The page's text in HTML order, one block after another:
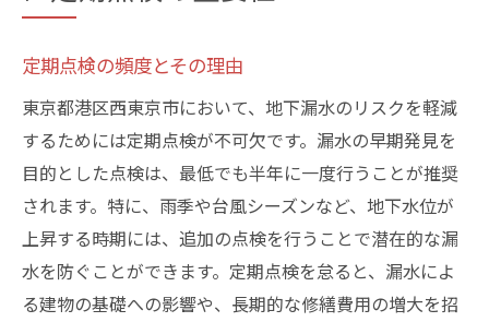
定期点検の頻度とその理由
東京都港区西東京市において、地下漏水のリスクを軽減
するためには定期点検が不可欠です。漏水の早期発見を
目的とした点検は、最低でも半年に一度行うことが推奨
されます。特に、雨季や台風シーズンなど、地下水位が
上昇する時期には、追加の点検を行うことで潜在的な漏
水を防ぐことができます。定期点検を怠ると、漏水によ
る建物の基礎への影響や、長期的な修繕費用の増大を招